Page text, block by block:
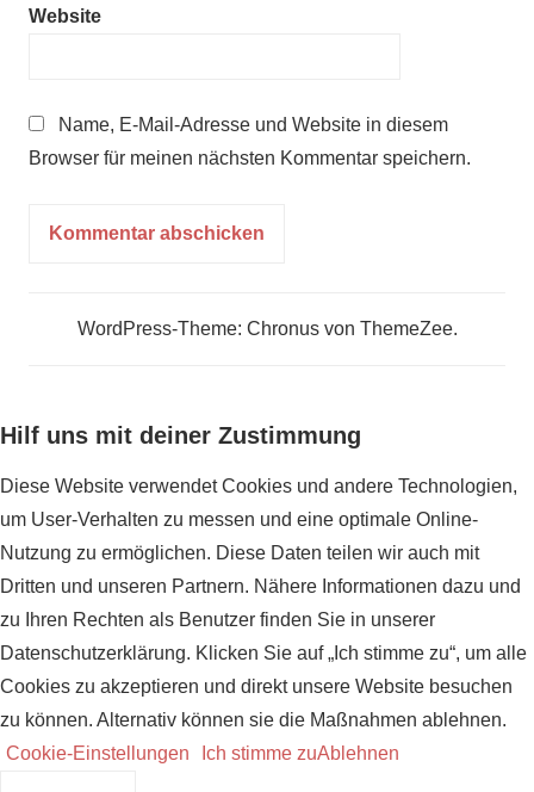
Website
Name, E-Mail-Adresse und Website in diesem
Browser für meinen nächsten Kommentar speichern.
WordPress-Theme: Chronus von ThemeZee.
Hilf uns mit deiner Zustimmung
Diese Website verwendet Cookies und andere Technologien,
um User-Verhalten zu messen und eine optimale Online-
Nutzung zu ermöglichen. Diese Daten teilen wir auch mit
Dritten und unseren Partnern. Nähere Informationen dazu und
zu Ihren Rechten als Benutzer finden Sie in unserer
Datenschutzerklärung. Klicken Sie auf „Ich stimme zu“, um alle
Cookies zu akzeptieren und direkt unsere Website besuchen
zu können. Alternativ können sie die Maßnahmen ablehnen.
Cookie-Einstellungen
Ich stimme zuAblehnen